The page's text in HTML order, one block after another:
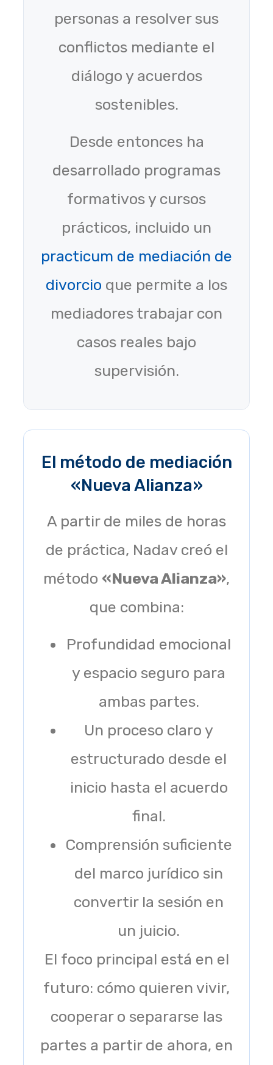
personas a resolver sus
conflictos mediante el
diálogo y acuerdos
sostenibles.
Desde entonces ha
desarrollado programas
formativos y cursos
prácticos, incluido un
practicum de mediación de
divorcio que permite a los
mediadores trabajar con
casos reales bajo
supervisión.
El método de mediación
«Nueva Alianza»
A partir de miles de horas
de práctica, Nadav creó el
método «Nueva Alianza»,
que combina:
Profundidad emocional
y espacio seguro para
ambas partes.
Un proceso claro y
estructurado desde el
inicio hasta el acuerdo
final.
Comprensión suficiente
del marco jurídico sin
convertir la sesión en
un juicio.
El foco principal está en el
futuro: cómo quieren vivir,
cooperar o separarse las
partes a partir de ahora, en